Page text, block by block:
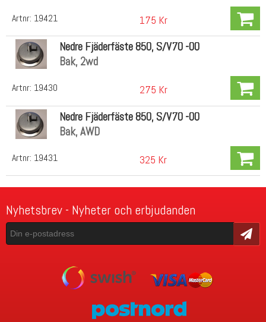
Artnr: 19421 175 Kr
Artnr: 19430
Nedre Fjäderfäste 850, S/V70 -00
Bak, 2wd
275 Kr
Artnr: 19431
Nedre Fjäderfäste 850, S/V70 -00
Bak, AWD
325 Kr
Nyhetsbrev - Nyheter och erbjudanden
Skicka